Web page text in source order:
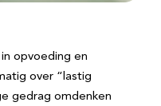
opvoeding en
over “lastig
gedrag omdenken